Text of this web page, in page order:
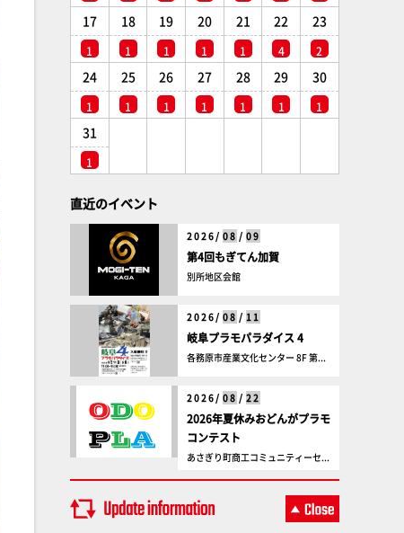
17
1
18
1
19
1
20
1
21
1
22
4
23
2
24
1
25
1
26
1
27
1
28
1
29
1
30
1
31
1
直近のイベント
2026/ 08 / 09
第4回もぎてん加賀
別所地区会館
2026/ 08 / 11
岐阜プラモパラダイス 4
各務原市産業文化センター 8F 第...
2026/ 08 / 22
2026年夏休みおどんがプラモ
コンテスト
あさぎり町商工コミュニティーセ...